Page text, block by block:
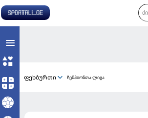
ფეხბურთი ჩემპიონთა ლიგა